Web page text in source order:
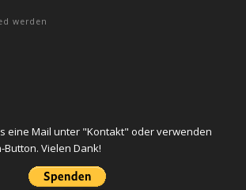
werden
eine Mail unter "Kontakt" oder verwenden
Vielen Dank!